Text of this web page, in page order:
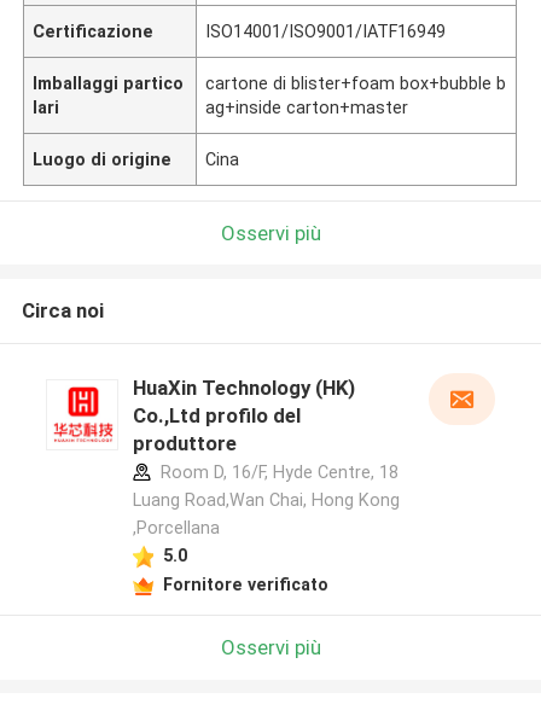
Certificazione ISO14001/ISO9001/IATF16949
Imballaggi partico
lari
cartone di blister+foam box+bubble b
ag+inside carton+master
Luogo di origine Cina
Osservi più
Circa noi
HuaXin Technology (HK)
Co.,Ltd profilo del
produttore
Room D, 16/F, Hyde Centre, 18
Luang Road,Wan Chai, Hong Kong
,Porcellana
5.0
Fornitore verificato
Osservi più